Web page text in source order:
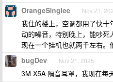
OrangeSinglee Nov 21,
我住的楼上，空调都用了快
动的噪音，特别晚上，能吵死
现在一个挂机也就两千左右。
bugDev Nov 21, 2025
3M X5A 隔音耳罩，我现在每